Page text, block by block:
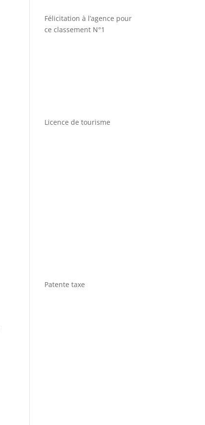
Félicitation à l’agence pour
ce classement N°1
Licence de tourisme
Patente taxe